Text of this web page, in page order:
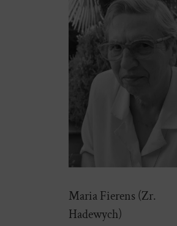
Maria Fierens (Zr.
Hadewych)